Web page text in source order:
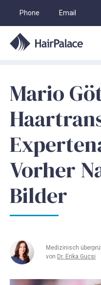
Phone Email
Mario
Vorher
Bilder
Medizinisch
von Dr. Erika Gucsi